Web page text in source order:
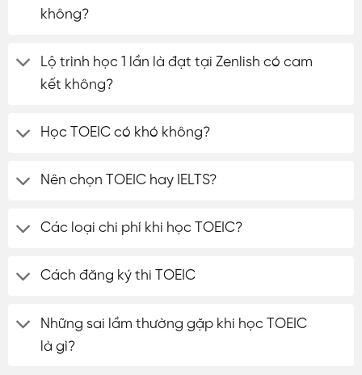
không?
Lộ trình học 1 lần là đạt tại Zenlish có cam
kết không?
Học TOEIC có khó không?
Nên chọn TOEIC hay IELTS?
Các loại chi phí khi học TOEIC?
Cách đăng ký thi TOEIC
Những sai lầm thường gặp khi học TOEIC
là gì?